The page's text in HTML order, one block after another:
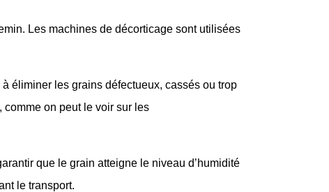
Les machines de décorticage sont utilisées
éliminer les grains défectueux, cassés ou trop
comme on peut le voir sur les
que le grain atteigne le niveau d’humidité
le transport.